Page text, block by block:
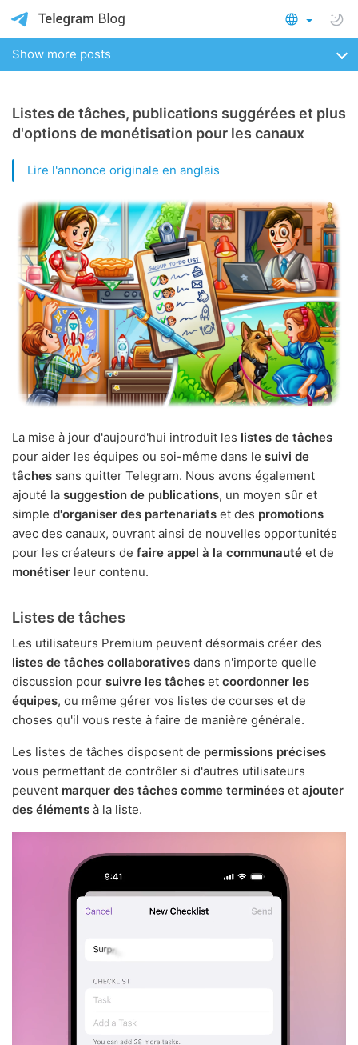
Show more posts
Listes de tâches, publications suggérées et plus
d'options de monétisation pour les canaux
Lire l'annonce originale en anglais
La mise à jour d'aujourd'hui introduit les listes de tâches
pour aider les équipes ou soi-même dans le suivi de
tâches sans quitter Telegram. Nous avons également
ajouté la suggestion de publications, un moyen sûr et
simple d'organiser des partenariats et des promotions
avec des canaux, ouvrant ainsi de nouvelles opportunités
pour les créateurs de faire appel à la communauté et de
monétiser leur contenu.
Listes de tâches
Les utilisateurs Premium peuvent désormais créer des
listes de tâches collaboratives dans n'importe quelle
discussion pour suivre les tâches et coordonner les
équipes, ou même gérer vos listes de courses et de
choses qu'il vous reste à faire de manière générale.
Les listes de tâches disposent de permissions précises
vous permettant de contrôler si d'autres utilisateurs
peuvent marquer des tâches comme terminées et ajouter
des éléments à la liste.